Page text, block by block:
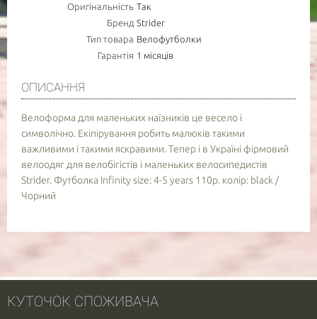
Оригінальність Так
Бренд Strider
Тип товара Велофутболки
Гарантія 1 місяців
ОПИСАННЯ
Велоформа для маленьких наїзників це весело і
символічно. Екіпірування робить малюків такими
важливими і такими яскравими. Тепер і в Україні фірмовий
велоодяг для велобігістів і маленьких велосипедистів
Strider. Футболка Infinity size: 4-5 years 110р. колір: black /
Чорний
КУТОЧОК СПОЖИВАЧА